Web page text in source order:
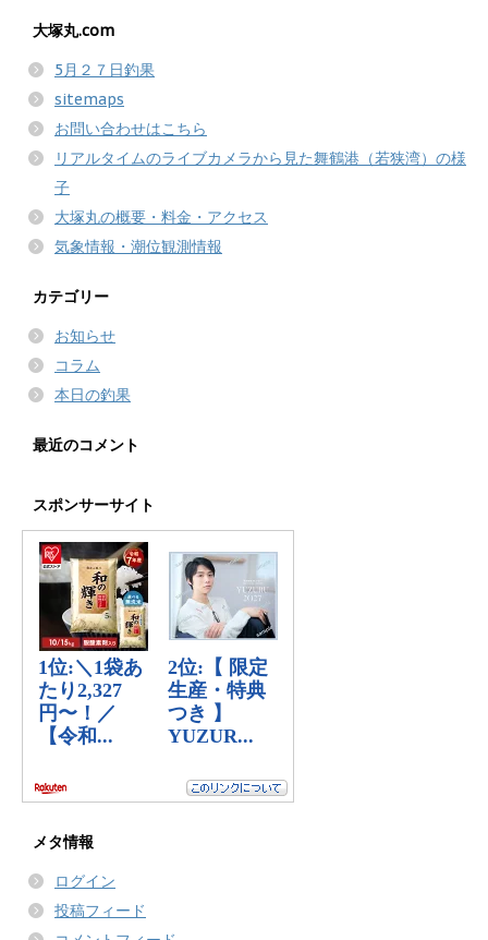
大塚丸.com
5月２７日釣果
sitemaps
お問い合わせはこちら
リアルタイムのライブカメラから見た舞鶴港（若狭湾）の様
子
大塚丸の概要・料金・アクセス
気象情報・潮位観測情報
カテゴリー
お知らせ
コラム
本日の釣果
最近のコメント
スポンサーサイト
メタ情報
ログイン
投稿フィード